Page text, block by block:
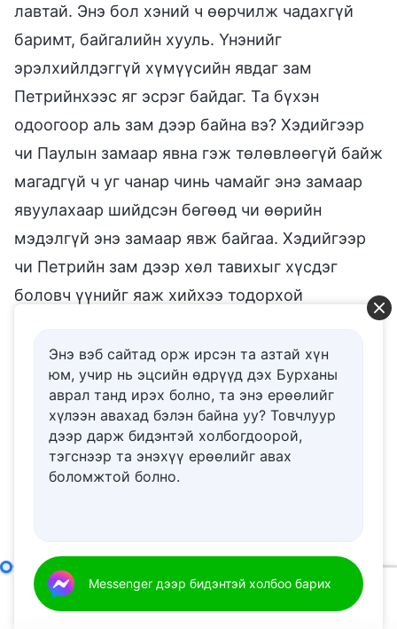
лавтай. Энэ бол хэний ч өөрчилж чадахгүй
баримт, байгалийн хууль. Үнэнийг
эрэлхийлдэггүй хүмүүсийн явдаг зам
Петрийнхээс яг эсрэг байдаг. Та бүхэн
одоогоор аль зам дээр байна вэ? Хэдийгээр
чи Паулын замаар явна гэж төлөвлөөгүй байж
магадгүй ч уг чанар чинь чамайг энэ замаар
явуулахаар шийдсэн бөгөөд чи өөрийн
мэдэлгүй энэ замаар явж байгаа. Хэдийгээр
чи Петрийн зам дээр хөл тавихыг хүсдэг
боловч үүнийг яаж хийхээ тодорхой
замаар орно: Энэ бол бодит нөхцөл байдал.
Өнөө үед хүн Петрийн замаар яг хэрхэн алхах
ёстой вэ? Хэрвээ чи Петр, Паул хоёрын замыг
ялгаж чаддаггүй бол, эсвэл тэднийг огт
мэддэггүй бол Петрийн замаар алхаж байна
ойлгох хэрэгтэй. Хэрвээ Петрийн зам бол
амийг эрэлхийлэх зам, төгс болгуулах цорын
Энэ вэб сайтад орж ирсэн та азтай хүн
юм, учир нь эцсийн өдрүүд дэх Бурханы
аврал танд ирэх болно, та энэ ерѳѳлийг
хүлээн авахад бэлэн байна уу? Товчлуур
дээр дарж бидэнтэй холбогдоорой,
тэгснээр та энэхүү ерѳѳлийг авах
боломжтой болно.
Messenger дээр бидэнтэй холбоо барих
Петрийн замаар хэрхэн алхах вэ